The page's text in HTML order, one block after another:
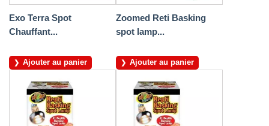
Exo Terra Spot
Chauffant...
Ajouter au panier
Zoomed Reti Basking
spot lamp...
Ajouter au panier